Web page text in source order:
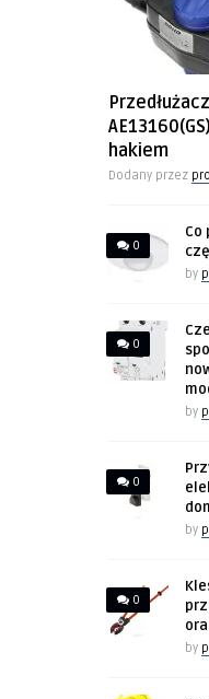
hakiem
Dodany przez
0
Co
by
0
by
0
by
0
by